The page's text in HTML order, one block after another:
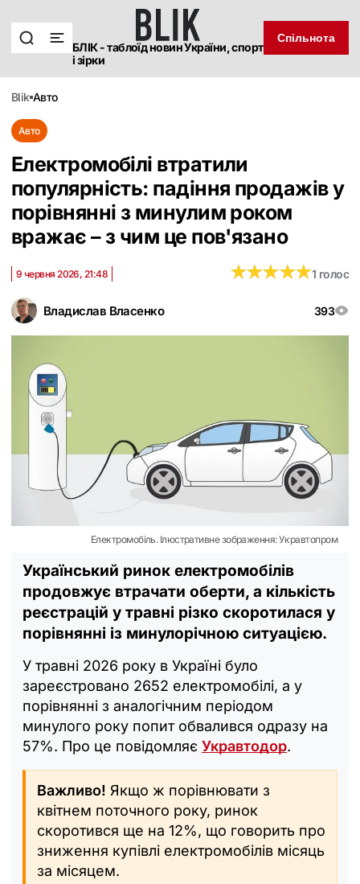
БЛІК - таблоїд новин України, спорт
і зірки
Спільнота
blik авто
Авто
Електромобілі втратили
популярність: падіння продажів у
порівнянні з минулим роком
вражає – з чим це пов'язано
Владислав Власенко 393
9 червня 2026, 21:48 ★★★★★
★★★★★1 голос
Електромобіль. Ілюстративне зображення: Укравтопром
Український ринок електромобілів
продовжує втрачати оберти, а кількість
реєстрацій у травні різко скоротилася у
порівнянні із минулорічною ситуацією.
У травні 2026 року в Україні було
зареєстровано 2652 електромобілі, а у
порівнянні з аналогічним періодом
минулого року попит обвалився одразу на
57%. Про це повідомляє Укравтодор.
Важливо! Якщо ж порівнювати з
квітнем поточного року, ринок
скоротився ще на 12%, що говорить про
зниження купівлі електромобілів місяць
за місяцем.